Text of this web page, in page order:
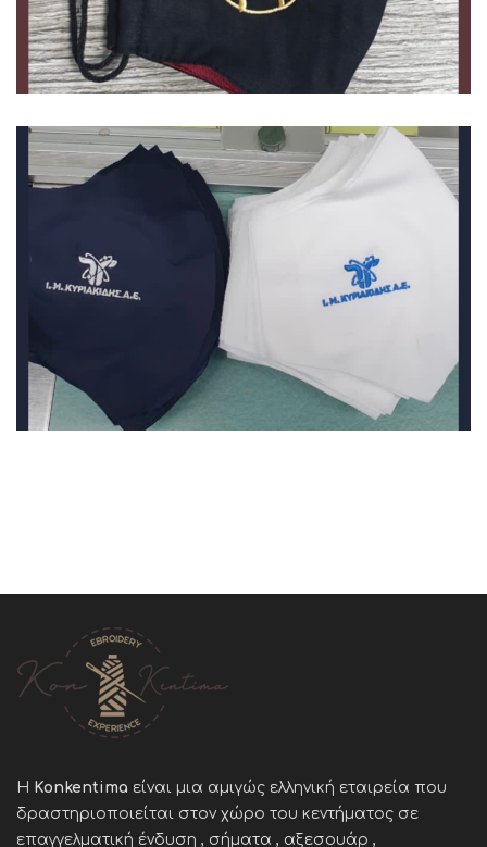
Μάσκες
Η Konkentima είναι μια αμιγώς ελληνική εταιρεία που
δραστηριοποιείται στον χώρο του κεντήματος σε
επαγγελματική ένδυση , σήματα , αξεσουάρ ,